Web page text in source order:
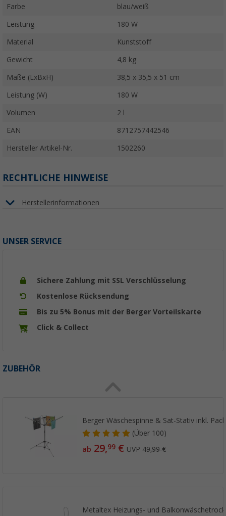
Farbe blau/weiß
Leistung 180 W
Material Kunststoff
Gewicht 4,8 kg
Maße (LxBxH) 38,5 x 35,5 x 51 cm
Leistung (W) 180 W
Volumen 2 l
EAN 8712757442546
Hersteller Artikel-Nr. 1502260
RECHTLICHE HINWEISE
Herstellerinformationen
UNSER SERVICE
Sichere Zahlung mit SSL Verschlüsselung
Kostenlose Rücksendung
Bis zu 5% Bonus mit der Berger Vorteilskarte
Click & Collect
ZUBEHÖR
Berger Wäschespinne & Sat-Stativ inkl.
(Über100)
ab 29,99 € UVP49,99 €
Metaltex Heizungs- und